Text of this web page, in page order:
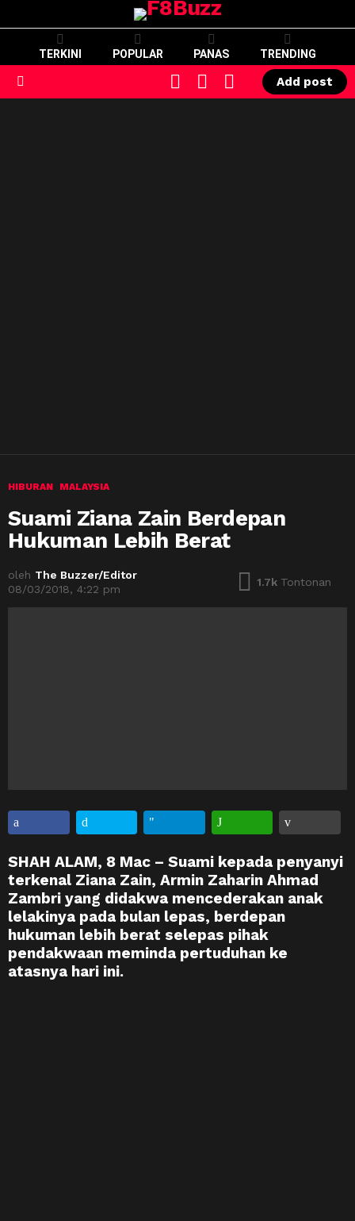
TERKINI POPULAR PANAS TRENDING
SWITCH
SKIN
CART LOGIN
Add post
HIBURAN MALAYSIA
Suami Ziana Zain Berdepan
Hukuman Lebih Berat
oleh The Buzzer/Editor
08/03/2018, 4:22 pm
1.7k Tontonan
SHAH ALAM, 8 Mac – Suami kepada penyanyi
terkenal Ziana Zain, Armin Zaharin Ahmad
Zambri yang didakwa mencederakan anak
lelakinya pada bulan lepas, berdepan
hukuman lebih berat selepas pihak
pendakwaan meminda pertuduhan ke
atasnya hari ini.